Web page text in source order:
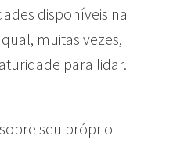
disponíveis na
muitas vezes,
para lidar.
seu próprio